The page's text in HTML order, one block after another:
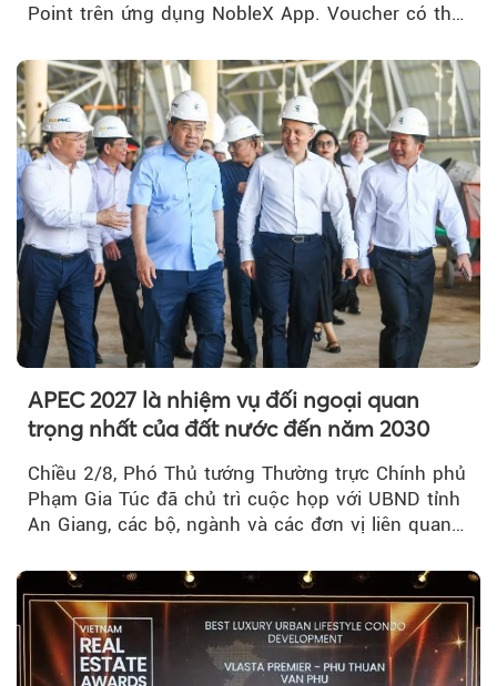
Point trên ứng dụng NobleX App. Voucher có thể
APEC 2027 là nhiệm vụ đối ngoại quan
trọng nhất của đất nước đến năm 2030
Chiều 2/8, Phó Thủ tướng Thường trực Chính phủ
Phạm Gia Túc đã chủ trì cuộc họp với UBND tỉnh
An Giang, các bộ, ngành và các đơn vị liên quan